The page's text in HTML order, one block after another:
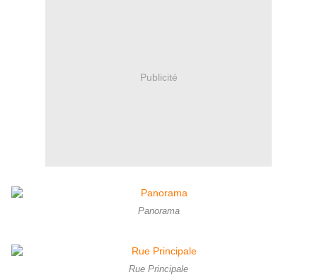
Publicité
Panorama
Rue Principale